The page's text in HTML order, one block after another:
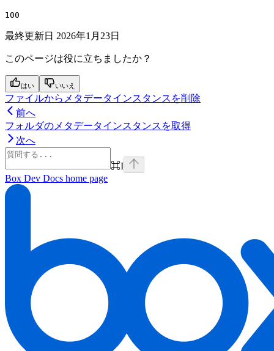
100
最終更新日 2026年1月23日
このページは役に立ちましたか？
はい いいえ
ファイルからメタデータインスタンスを削除
前へ
フォルダのメタデータインスタンスを取得
次へ
⌘I
Box Dev Docs home page